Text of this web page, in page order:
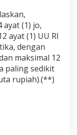
ayat (1) jo,
ayat (1) UU RI
dengan
maksimal 12
paling sedikit
rupiah).(**)